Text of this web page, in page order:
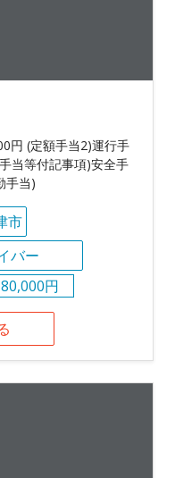
円 (定額手当2)運行手
当等付記事項)安全手
手当)
市
バー
円